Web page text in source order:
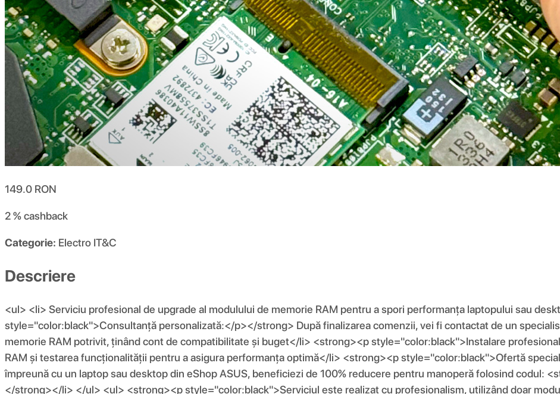
149.0 RON
2 %cashback
Categorie: Electro IT&C
Descriere
<ul> <li> Serviciu profesional de upgrade al modulului de memorie RAM pentru a spori performanța laptopului sau
style="color:black">Consultanță personalizată:</p></strong> După finalizarea comenzii, vei fi contactat de un
memorie RAM potrivit, ținând cont de compatibilitate și buget</li> <strong><p style="color:black">Instalare
RAM și testarea funcționalității pentru a asigura performanța optimă</li> <strong><p style="color:black">Ofertă
împreună cu un laptop sau desktop din eShop ASUS, beneficiezi de 100% reducere pentru manoperă folosind codul:
</strong></li> </ul> <ul> <strong><p style="color:black">Serviciul este realizat cu profesionalism, utilizând doar